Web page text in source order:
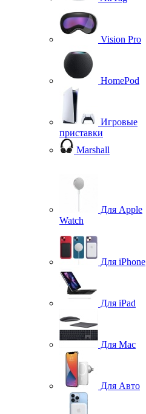
Vision Pro
HomePod
Игровые
приставки
Marshall
Для Apple
Watch
Для iPhone
Для iPad
Для Mac
Для Авто